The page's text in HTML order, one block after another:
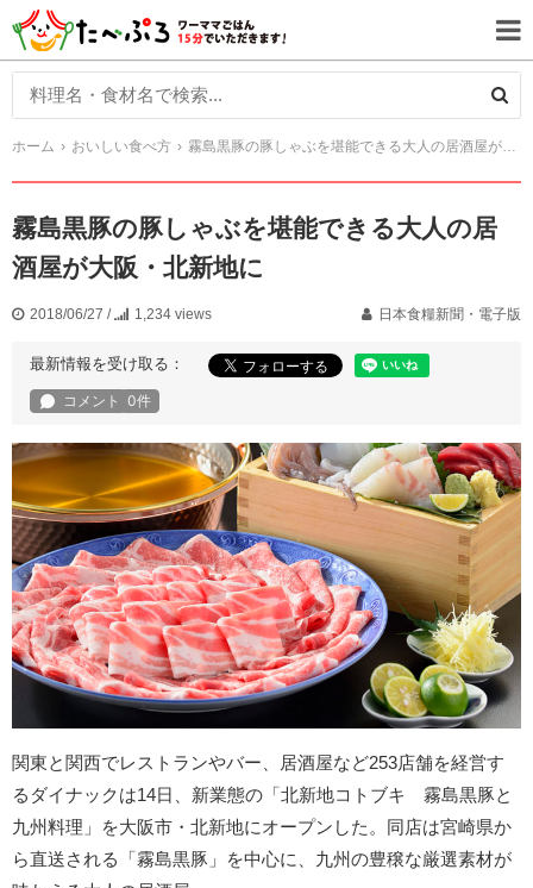
ホーム おいしい食べ方 霧島黒豚の豚しゃぶを堪能できる大人の居酒屋が大阪・北新地に
霧島黒豚の豚しゃぶを堪能できる大人の居
酒屋が大阪・北新地に
2018/06/27 / 1,234 views 日本食糧新聞・電子版
最新情報を受け取る：
関東と関西でレストランやバー、居酒屋など253店舗を経営す
るダイナックは14日、新業態の「北新地コトブキ 霧島黒豚と
九州料理」を大阪市・北新地にオープンした。同店は宮崎県か
ら直送される「霧島黒豚」を中心に、九州の豊穣な厳選素材が